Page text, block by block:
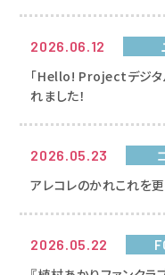
2026.06.12
「Hello! Projectデジタ
れました！
2026.05.23
アレコレのかれこれを更
2026.05.22